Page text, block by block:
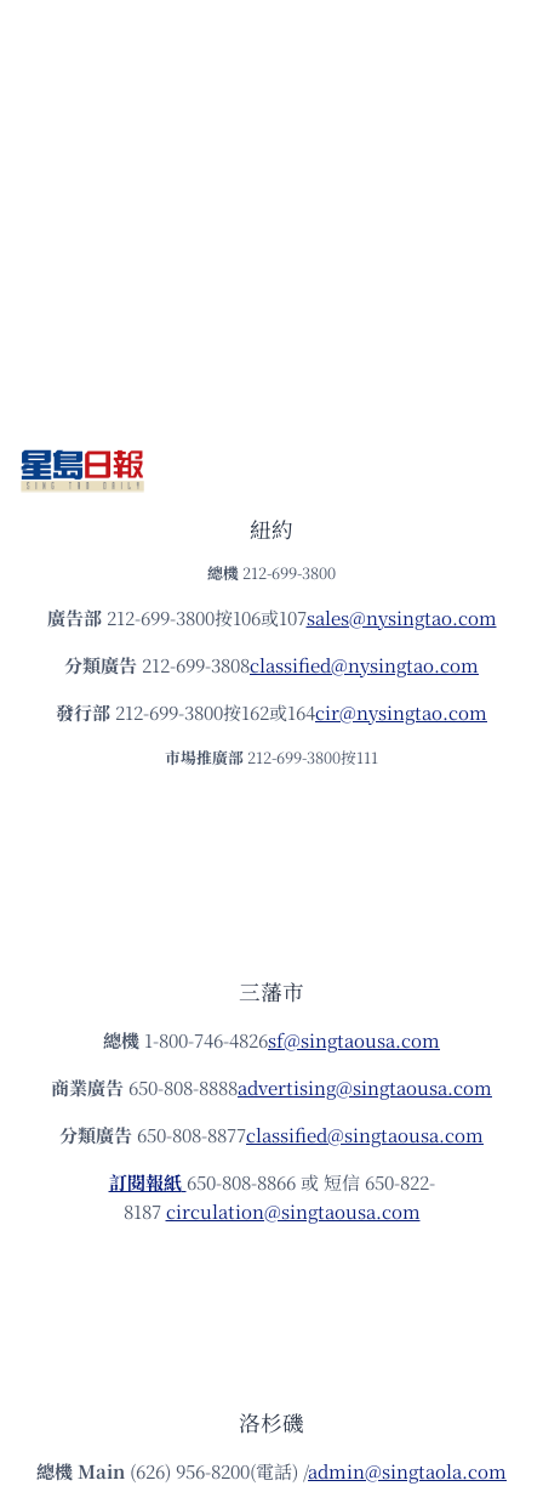
紐約
總機 212-699-3800
廣告部212-699-3800按106或107sales@nysingtao.com
分類廣告 212-699-3808classified@nysingtao.com
發⾏部 212-699-3800按162或164cir@nysingtao.com
市場推廣部 212-699-3800按111
三藩市
總機 1-800-746-4826sf@singtaousa.com
商業廣告 650-808-8888advertising@singtaousa.com
分類廣告 650-808-8877classified@singtaousa.com
訂閱報紙 650-808-8866 或 短信 650-822-
8187circulation@singtaousa.com
洛杉磯
總機Main (626) 956-8200(電話) /admin@singtaola.com